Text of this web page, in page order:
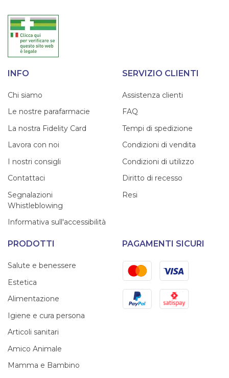
INFO
Chi siamo
Le nostre parafarmacie
La nostra Fidelity Card
Lavora con noi
I nostri consigli
Contattaci
Segnalazioni
Whistleblowing
Informativa sull'accessibilità
SERVIZIO CLIENTI
Assistenza clienti
FAQ
Tempi di spedizione
Condizioni di vendita
Condizioni di utilizzo
Diritto di recesso
Resi
PRODOTTI
Salute e benessere
Estetica
Alimentazione
Igiene e cura persona
Articoli sanitari
Amico Animale
Mamma e Bambino
PAGAMENTI SICURI
MastercardVisa
PayPal Satispay